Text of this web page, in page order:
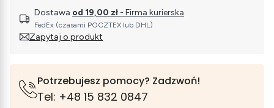
Dostawa od 19,00 zł - Firma kurierska
FedEx (czasami POCZTEX lub DHL)
Zapytaj o produkt
Potrzebujesz pomocy? Zadzwoń!
Tel: +48 15 832 0847